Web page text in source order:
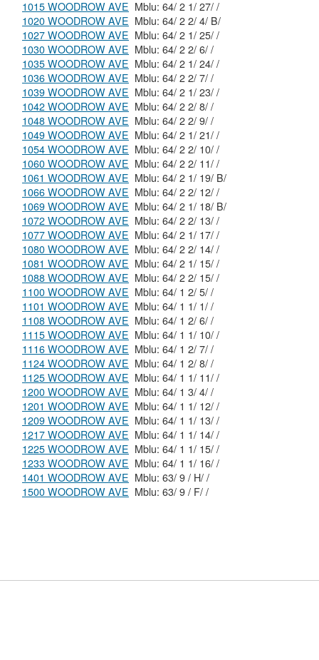
1015 WOODROW AVE
Mblu: 64/ 2 1/ 27/ /
1020 WOODROW AVE
Mblu: 64/ 2 2/ 4/ B/
1027 WOODROW AVE
Mblu: 64/ 2 1/ 25/ /
1030 WOODROW AVE
Mblu: 64/ 2 2/ 6/ /
1035 WOODROW AVE
Mblu: 64/ 2 1/ 24/ /
1036 WOODROW AVE
Mblu: 64/ 2 2/ 7/ /
1039 WOODROW AVE
Mblu: 64/ 2 1/ 23/ /
1042 WOODROW AVE
Mblu: 64/ 2 2/ 8/ /
1048 WOODROW AVE
Mblu: 64/ 2 2/ 9/ /
1049 WOODROW AVE
Mblu: 64/ 2 1/ 21/ /
1054 WOODROW AVE
Mblu: 64/ 2 2/ 10/ /
1060 WOODROW AVE
Mblu: 64/ 2 2/ 11/ /
1061 WOODROW AVE
Mblu: 64/ 2 1/ 19/ B/
1066 WOODROW AVE
Mblu: 64/ 2 2/ 12/ /
1069 WOODROW AVE
Mblu: 64/ 2 1/ 18/ B/
1072 WOODROW AVE
Mblu: 64/ 2 2/ 13/ /
1077 WOODROW AVE
Mblu: 64/ 2 1/ 17/ /
1080 WOODROW AVE
Mblu: 64/ 2 2/ 14/ /
1081 WOODROW AVE
Mblu: 64/ 2 1/ 15/ /
1088 WOODROW AVE
Mblu: 64/ 2 2/ 15/ /
1100 WOODROW AVE
Mblu: 64/ 1 2/ 5/ /
1101 WOODROW AVE
Mblu: 64/ 1 1/ 1/ /
1108 WOODROW AVE
Mblu: 64/ 1 2/ 6/ /
1115 WOODROW AVE
Mblu: 64/ 1 1/ 10/ /
1116 WOODROW AVE
Mblu: 64/ 1 2/ 7/ /
1124 WOODROW AVE
Mblu: 64/ 1 2/ 8/ /
1125 WOODROW AVE
Mblu: 64/ 1 1/ 11/ /
1200 WOODROW AVE
Mblu: 64/ 1 3/ 4/ /
1201 WOODROW AVE
Mblu: 64/ 1 1/ 12/ /
1209 WOODROW AVE
Mblu: 64/ 1 1/ 13/ /
1217 WOODROW AVE
Mblu: 64/ 1 1/ 14/ /
1225 WOODROW AVE
Mblu: 64/ 1 1/ 15/ /
1233 WOODROW AVE
Mblu: 64/ 1 1/ 16/ /
1401 WOODROW AVE
Mblu: 63/ 9 / H/ /
1500 WOODROW AVE
Mblu: 63/ 9 / F/ /